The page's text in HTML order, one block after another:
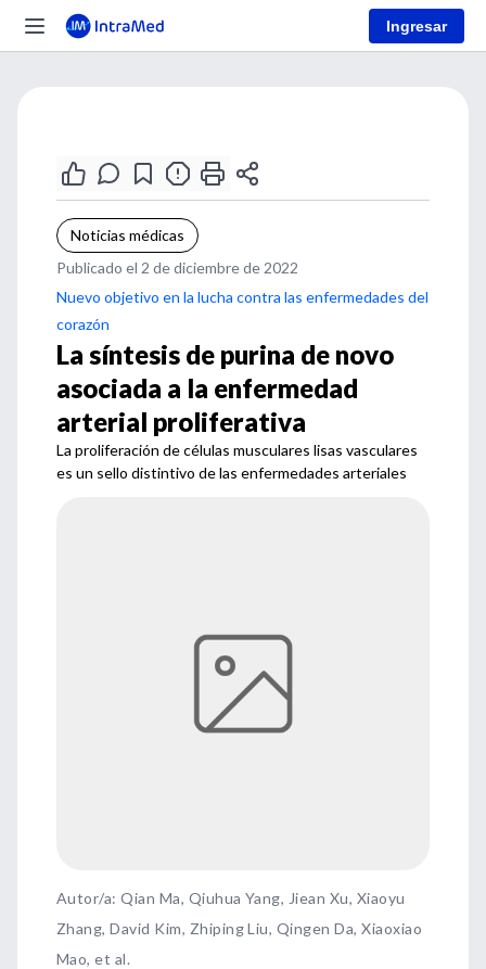
Ingresar
Noticias médicas
Publicado el 2 de diciembre de 2022
Nuevo objetivo en la lucha contra las enfermedades del
corazón
La síntesis de purina de novo
asociada a la enfermedad
arterial proliferativa
La proliferación de células musculares lisas vasculares
es un sello distintivo de las enfermedades arteriales
Autor/a: Qian Ma, Qiuhua Yang, Jiean Xu, Xiaoyu
Zhang, David Kim, Zhiping Liu, Qingen Da, Xiaoxiao
Mao, et al.